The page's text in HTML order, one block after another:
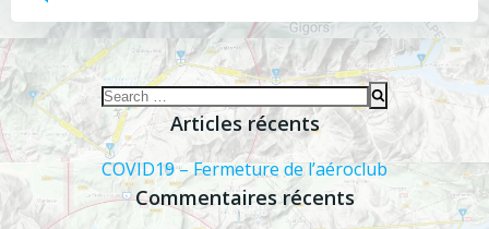
Search
for:
Articles récents
COVID19 – Fermeture de l’aéroclub
Commentaires récents